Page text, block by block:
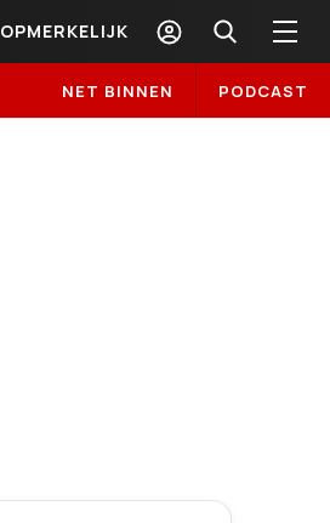
OPMERKELIJK
NET BINNEN PODCAST